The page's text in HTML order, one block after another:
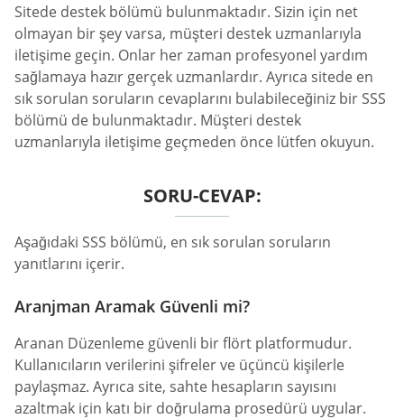
Sitede destek bölümü bulunmaktadır. Sizin için net
olmayan bir şey varsa, müşteri destek uzmanlarıyla
iletişime geçin. Onlar her zaman profesyonel yardım
sağlamaya hazır gerçek uzmanlardır. Ayrıca sitede en
sık sorulan soruların cevaplarını bulabileceğiniz bir SSS
bölümü de bulunmaktadır. Müşteri destek
uzmanlarıyla iletişime geçmeden önce lütfen okuyun.
SORU-CEVAP:
Aşağıdaki SSS bölümü, en sık sorulan soruların
yanıtlarını içerir.
Aranjman Aramak Güvenli mi?
Aranan Düzenleme güvenli bir flört platformudur.
Kullanıcıların verilerini şifreler ve üçüncü kişilerle
paylaşmaz. Ayrıca site, sahte hesapların sayısını
azaltmak için katı bir doğrulama prosedürü uygular.